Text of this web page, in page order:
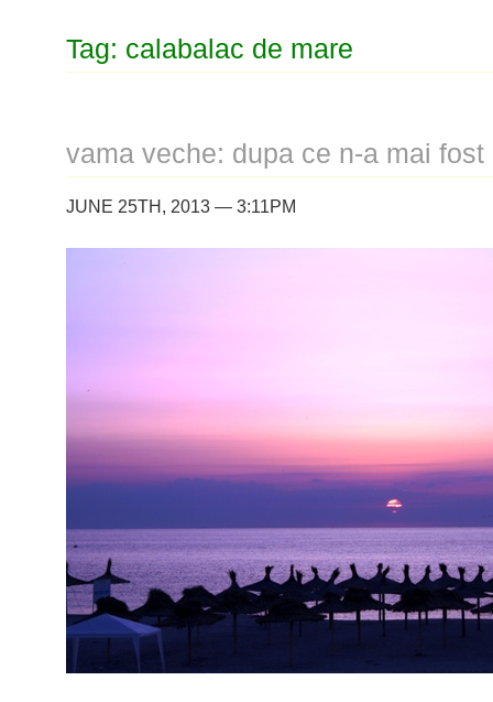
Tag: calabalac de mare
vama veche: dupa ce n-a mai fost
JUNE 25TH, 2013 — 3:11PM